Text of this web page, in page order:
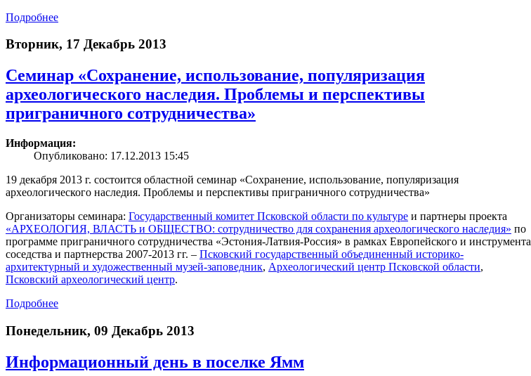
Подробнее
Вторник, 17 Декабрь 2013
Семинар «Сохранение, использование, популяризация
археологического наследия. Проблемы и перспективы
приграничного сотрудничества»
Информация:
Опубликовано: 17.12.2013 15:45
19 декабря 2013 г. состоится областной семинар «Сохранение, использование, популяризация
археологического наследия. Проблемы и перспективы приграничного сотрудничества»
Организаторы семинара: Государственный комитет Псковской области по культуре и партнеры проекта
«АРХЕОЛОГИЯ, ВЛАСТЬ и ОБЩЕСТВО: сотрудничество для сохранения археологического наследия» по
программе приграничного сотрудничества «Эстония-Латвия-Россия» в рамках Европейского и инструмента
соседства и партнерства 2007-2013 гг. – Псковский государственный объединенный историко-
архитектурный и художественный музей-заповедник, Археологический центр Псковской области,
Псковский археологический центр.
Подробнее
Понедельник, 09 Декабрь 2013
Информационный день в поселке Ямм